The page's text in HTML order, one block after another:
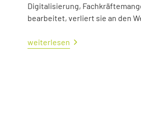
Digitalisierung,
bearbeitet, verliert sie an den
weiterlesen